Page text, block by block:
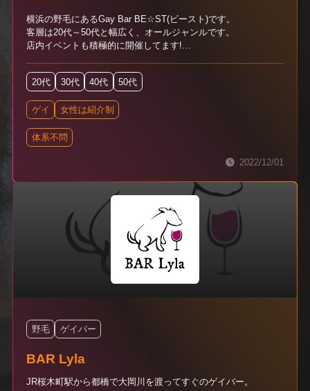
横浜の野毛にあるGay Bar BE☆ST(ビースト)です。
客層は20代～50代と幅広く、オールジャンルです。
店内イベントも積極的に開催してます!
20代 30代 40代 50代
ゲイ 女性は紹介制
体系不問
2022/12/01
野毛 ゲイバー
BAR Lyla
JR桜木町駅から都橋で大岡川を渡ってすぐのゲイバー。